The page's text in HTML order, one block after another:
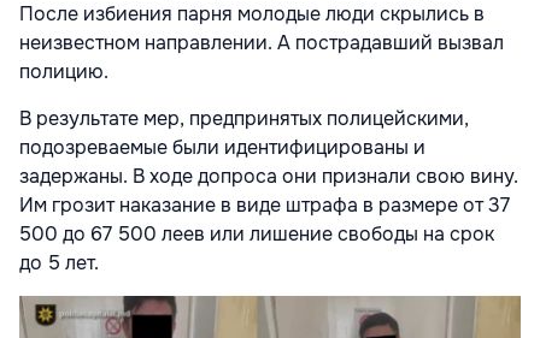
После избиения парня молодые люди скрылись в
неизвестном направлении. А пострадавший вызвал
полицию.
В результате мер, предпринятых полицейскими,
подозреваемые были идентифицированы и
задержаны. В ходе допроса они признали свою вину.
Им грозит наказание в виде штрафа в размере от 37
500 до 67 500 леев или лишение свободы на срок
до 5 лет.